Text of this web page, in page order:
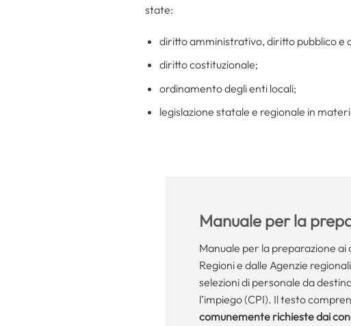
state:
diritto amministrativo, diritto pubblico e
diritto costituzionale;
ordinamento degli enti locali;
legislazione statale e regionale in
Manuale per la
Manuale per la preparazione ai
Regioni e dalle Agenzie
selezioni di personale da
l’impiego (CPI). Il testo
comunemente richieste dai